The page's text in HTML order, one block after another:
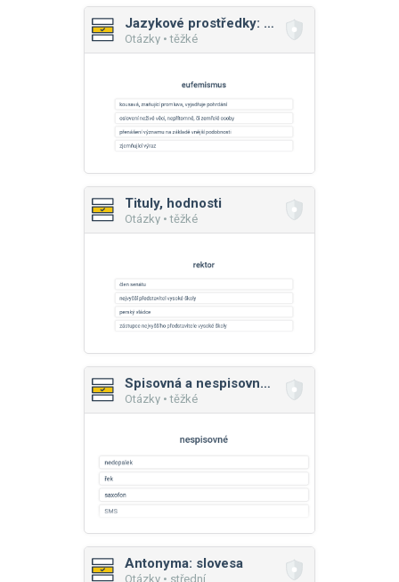
Jazykové prostředky: pojmy
Otázky • těžké
Tituly, hodnosti
Otázky • těžké
Spisovná a nespisovná slova
Otázky • těžké
Antonyma: slovesa
Otázky • střední